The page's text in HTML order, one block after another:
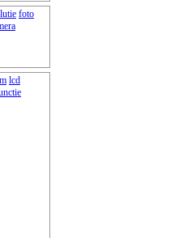
foto
lcd